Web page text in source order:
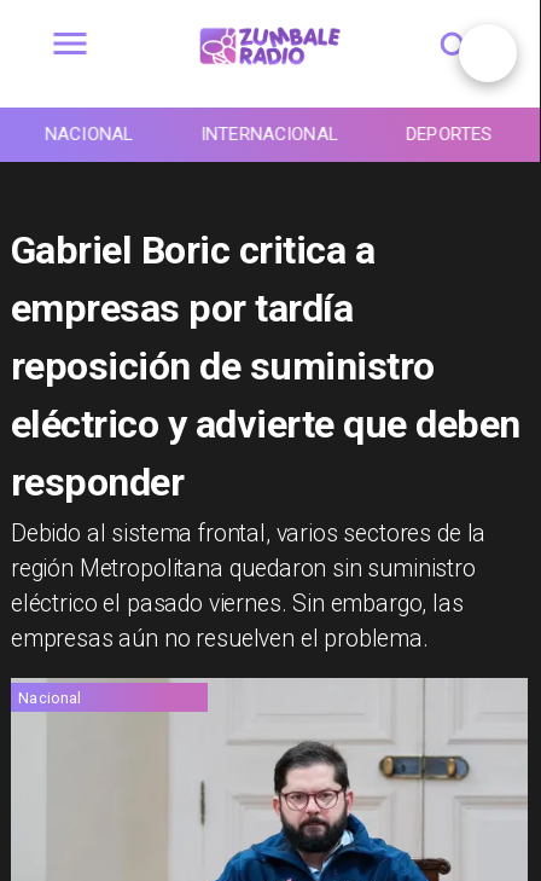
NACIONAL INTERNACIONAL DEPORTES
Gabriel Boric critica a
empresas por tardía
reposición de suministro
eléctrico y advierte que deben
responder
Debido al sistema frontal, varios sectores de la
región Metropolitana quedaron sin suministro
eléctrico el pasado viernes. Sin embargo, las
empresas aún no resuelven el problema.
Nacional